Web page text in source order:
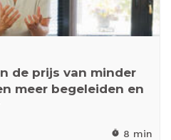
de prijs van minder
meer begeleiden en
timer 8 min